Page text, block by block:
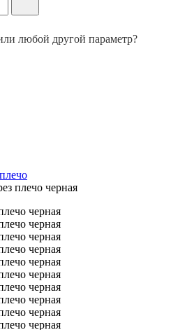
любой другой параметр?
плечо черная